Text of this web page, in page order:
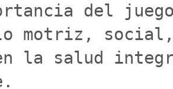
del
motriz,
la salud